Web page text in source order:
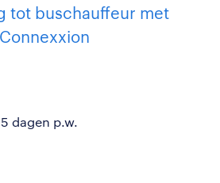
tot buschauffeur met
dagen p.w.